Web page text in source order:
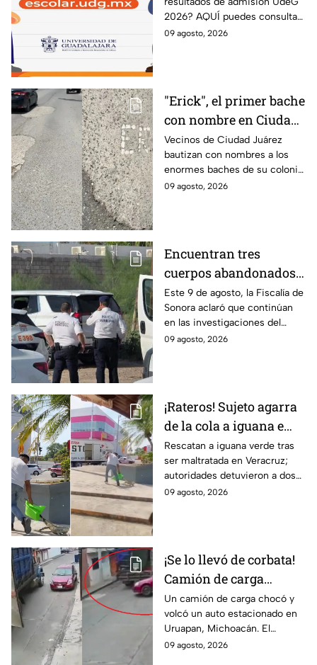
de admisión 2026 y
AQUÍ puedes
consultarlos
2026? AQUÍ puedes consultar
el dictamen este lunes 10 de
09 agosto, 2026
"Erick", el primer bache
con nombre en Ciudad
Juárez
Vecinos de Ciudad Juárez
bautizan con nombres a los
enormes baches de su colonia
como protesta ante la falta de
09 agosto, 2026
Encuentran tres
cuerpos abandonados
en Hermosillo, Sonora;
todo apunta a crimen
pasional
Este 9 de agosto, la Fiscalía de
Sonora aclaró que continúan
en las investigaciones del
hallazgo de tres cuerpos
09 agosto, 2026
¡Rateros! Sujeto agarra
de la cola a iguana e
intenta robársela en
Veracruz; hay dos
detenidos (VIDEO)
Rescatan a iguana verde tras
ser maltratada en Veracruz;
autoridades detuvieron a dos
implicados y recuerdan las
09 agosto, 2026
¡Se lo llevó de corbata!
Camión de carga
arrastra auto
estacionado en
Uruapan, Michoacán
(VIDEO)
Un camión de carga chocó y
volcó un auto estacionado en
Uruapan, Michoacán. El
insólito momento quedó
09 agosto, 2026